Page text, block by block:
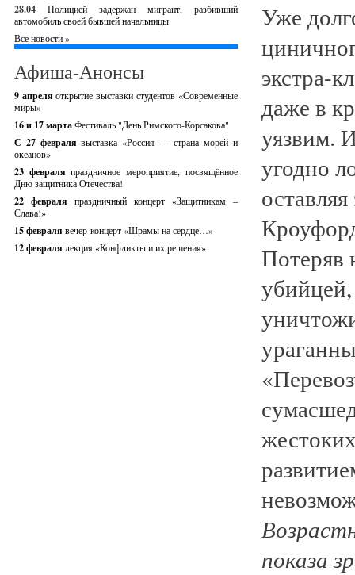
28.04
Полицией задержан мигрант, разбивший
автомобиль своей бывшей начальницы
Все новости »
Афиша-Анонсы
9 апреляоткрытие выставки студентов «Современные
миры»
16 и 17 мартаФестиваль "День Римского-Корсакова"
С 27 февралявыставка «Россия — страна морей и
океанов»
23 февраляпраздничное мероприятие, посвящённое
Дню защитника Отечества!
22 февраля праздничный концерт «Защитникам –
Слава!»
15 февраля вечер-концерт «Шрамы на сердце…»
12 февраля лекция «Конфликты и их решения»
Уже
экстра-
даже в
уязвим.
угодно
Потеряв
убийцей,
показа